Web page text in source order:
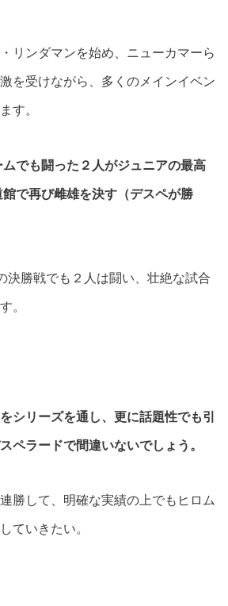
リンダマンを始め、ニューカマーら
を受けながら、多くのメインイベン
す。
でも闘った２人がジュニアの最高
で再び雌雄を決す（デスペが勝
決勝戦でも２人は闘い、壮絶な試合
。
シリーズを通し、更に話題性でも引
ペラードで間違いないでしょう。
勝して、明確な実績の上でもヒロム
ていきたい。